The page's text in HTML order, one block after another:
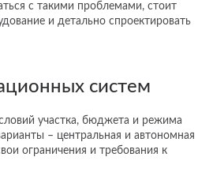
с такими проблемами, стоит
и детально спроектировать
систем
участка, бюджета и режима
– центральная и автономная
ограничения и требования к